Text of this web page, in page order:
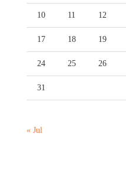
10 11 12
17 18 19
24 25 26
31
« Jul